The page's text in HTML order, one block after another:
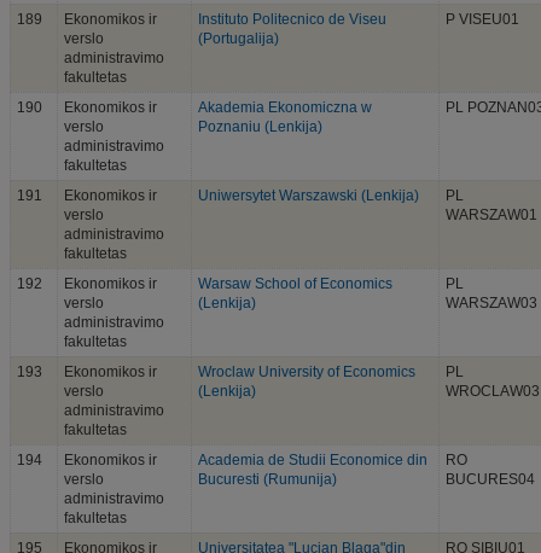
189
Ekonomikos ir
verslo
administravimo
fakultetas
Instituto Politecnico de Viseu
(Portugalija)
P VISEU01
190
Ekonomikos ir
verslo
administravimo
fakultetas
Akademia Ekonomiczna w
Poznaniu (Lenkija)
PL
191
Ekonomikos ir
verslo
administravimo
fakultetas
Uniwersytet Warszawski (Lenkija)
PL
WARSZAW01
192
Ekonomikos ir
verslo
administravimo
fakultetas
Warsaw School of Economics
(Lenkija)
PL
WARSZAW03
193
Ekonomikos ir
verslo
administravimo
fakultetas
Wroclaw University of Economics
(Lenkija)
PL
WROCLAW03
194
Ekonomikos ir
verslo
administravimo
fakultetas
Academia de Studii Economice din
Bucuresti (Rumunija)
RO
BUCURES04
195
Ekonomikos ir
Universitatea "Lucian Blaga"din
RO SIBIU01